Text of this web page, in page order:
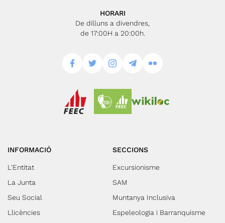
HORARI
De dilluns a divendres,
de 17:00H a 20:00h.
INFORMACIÓ
L'Entitat
La Junta
Seu Social
Llicències
SECCIONS
Excursionisme
SAM
Muntanya Inclusiva
Espeleologia i Barranquisme